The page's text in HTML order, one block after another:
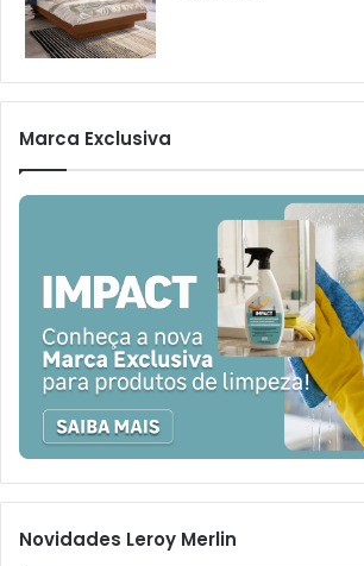
Marca Exclusiva
Novidades Leroy Merlin